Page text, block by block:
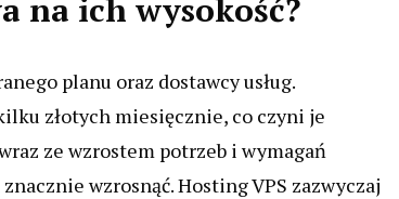
na ich wysokość?
planu oraz dostawcy usług.
złotych miesięcznie, co czyni je
ze wzrostem potrzeb i wymagań
wzrosnąć. Hosting VPS zazwyczaj